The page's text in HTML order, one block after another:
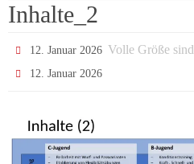
Inhalte_2
12. Januar 2026 Volle Größe sind
12. Januar 2026